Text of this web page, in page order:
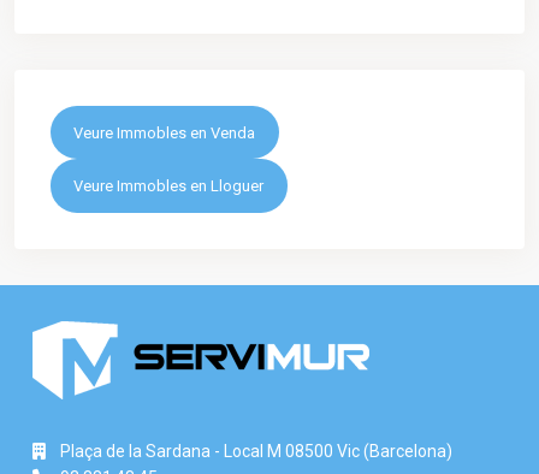
Veure Immobles en Venda
Veure Immobles en Lloguer
Plaça de la Sardana - Local M 08500 Vic (Barcelona)